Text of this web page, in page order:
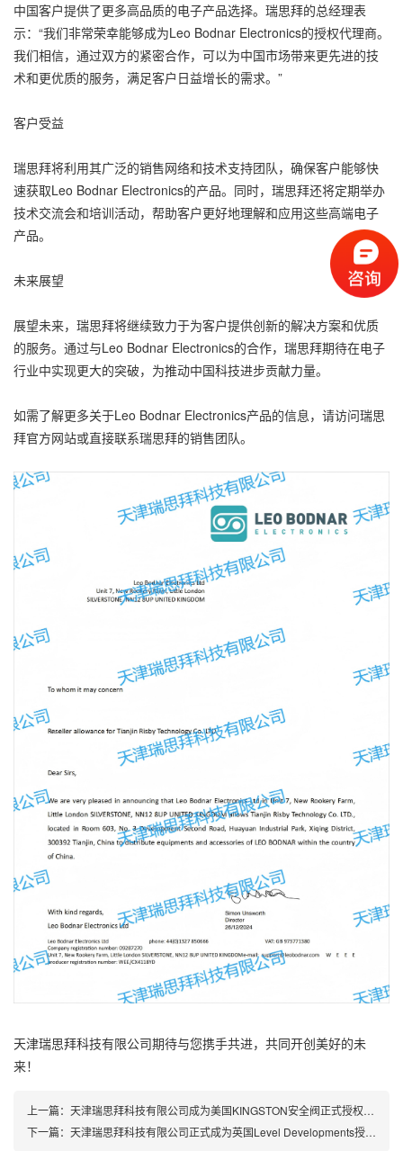
中国客户提供了更多高品质的电子产品选择。瑞思拜的总经理表
示：“我们非常荣幸能够成为Leo Bodnar Electronics的授权代理商。
我们相信，通过双方的紧密合作，可以为中国市场带来更先进的技
术和更优质的服务，满足客户日益增长的需求。”
客户受益
瑞思拜将利用其广泛的销售网络和技术支持团队，确保客户能够快
速获取Leo Bodnar Electronics的产品。同时，瑞思拜还将定期举办
技术交流会和培训活动，帮助客户更好地理解和应用这些高端电子
产品。
未来展望
展望未来，瑞思拜将继续致力于为客户提供创新的解决方案和优质
的服务。通过与Leo Bodnar Electronics的合作，瑞思拜期待在电子
行业中实现更大的突破，为推动中国科技进步贡献力量。
如需了解更多关于Leo Bodnar Electronics产品的信息，请访问瑞思
拜官方网站或直接联系瑞思拜的销售团队。
天津瑞思拜科技有限公司期待与您携手共进，共同开创美好的未
来！
上一篇： 天津瑞思拜科技有限公司成为美国KINGSTON安全阀正式授权代理商
下一篇： 天津瑞思拜科技有限公司正式成为英国Level Developments授权代理商